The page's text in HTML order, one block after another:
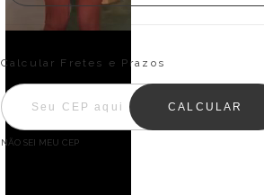
Calcular Fretes e Prazos
CALCULAR
NÃO SEI MEU CEP